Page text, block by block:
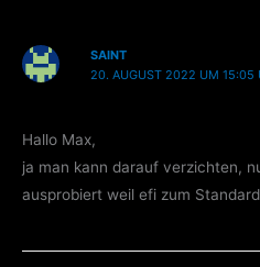
SAINT
20. AUGUST 2022 UM 15:05
Hallo Max,
ja man kann darauf verzichten,
ausprobiert weil efi zum